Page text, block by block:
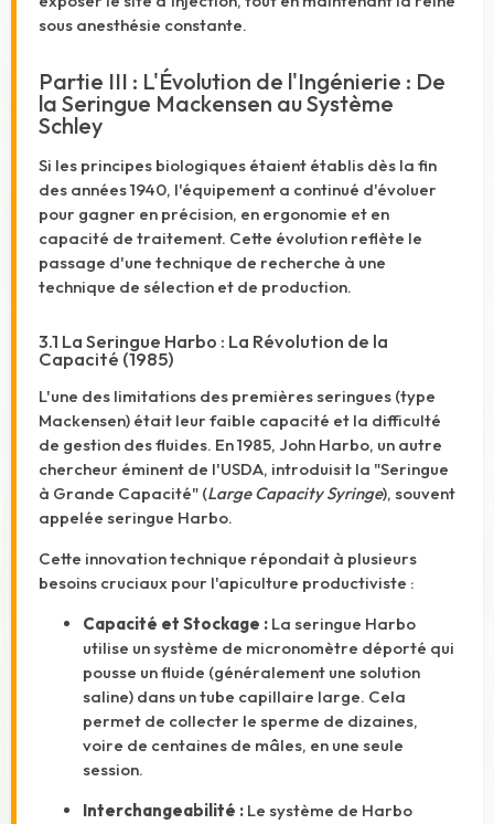
sous anesthésie constante.
Partie III : L'Évolution de l'Ingénierie : De
la Seringue Mackensen au Système
Schley
Si les principes biologiques étaient établis dès la fin
des années 1940, l'équipement a continué d'évoluer
pour gagner en précision, en ergonomie et en
capacité de traitement. Cette évolution reflète le
passage d'une technique de recherche à une
technique de sélection et de production.
3.1 La Seringue Harbo : La Révolution de la
Capacité (1985)
L'une des limitations des premières seringues (type
Mackensen) était leur faible capacité et la difficulté
de gestion des fluides. En 1985, John Harbo, un autre
chercheur éminent de l'USDA, introduisit la "Seringue
à Grande Capacité" (Large Capacity Syringe), souvent
appelée seringue Harbo.
Cette innovation technique répondait à plusieurs
besoins cruciaux pour l'apiculture productiviste :
Capacité et Stockage : La seringue Harbo
utilise un système de micronomètre déporté qui
pousse un fluide (généralement une solution
saline) dans un tube capillaire large. Cela
permet de collecter le sperme de dizaines,
voire de centaines de mâles, en une seule
session.
Interchangeabilité : Le système de Harbo